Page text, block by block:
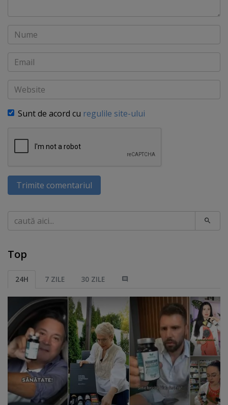
Nume
Email
Website
Sunt de acord cu regulile site-ului
Trimite comentariul
Caută
Top
24H 7 ZILE 30 ZILE